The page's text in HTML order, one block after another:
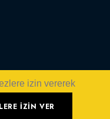
izin vererek
IZIN VER